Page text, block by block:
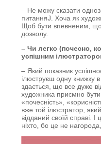
– Не можу сказати
питанняJ. Хоча як
Щоб бути впевненим, що
дозволу.
– Чи легко (почесно,
успішним
– Який показник
ілюструєш одну книжку
здається, що все дуже
художника приємно бути
«почесність»,
вже той ілюстратор,
відданий своїй справі. І
ніхто, бо це не